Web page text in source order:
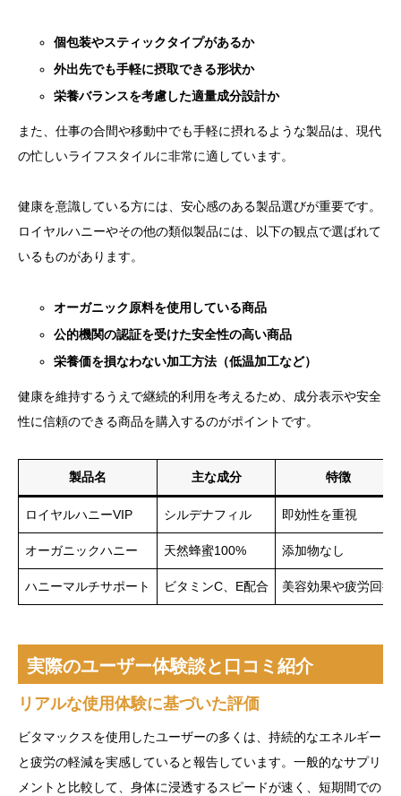
個包装やスティックタイプがあるか
外出先でも手軽に摂取できる形状か
栄養バランスを考慮した適量成分設計か
また、仕事の合間や移動中でも手軽に摂れるような製品は、現代
の忙しいライフスタイルに非常に適しています。
健康を意識している方には、安心感のある製品選びが重要です。
ロイヤルハニーやその他の類似製品には、以下の観点で選ばれて
いるものがあります。
オーガニック原料を使用している商品
公的機関の認証を受けた安全性の高い商品
栄養価を損なわない加工方法（低温加工など）
健康を維持するうえで継続的利用を考えるため、成分表示や安全
性に信頼のできる商品を購入するのがポイントです。
製品名 主な成分 特徴
ロイヤルハニーVIP シルデナフィル 即効性を重視
オーガニックハニー 天然蜂蜜100% 添加物なし
ハニーマルチサポート ビタミンC、E配合 美容効果や疲労回復
実際のユーザー体験談と口コミ紹介
リアルな使用体験に基づいた評価
ビタマックスを使用したユーザーの多くは、持続的なエネルギー
と疲労の軽減を実感していると報告しています。一般的なサプリ
メントと比較して、身体に浸透するスピードが速く、短期間での